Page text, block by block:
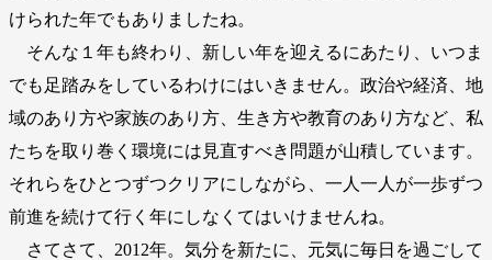
けられた年でもありましたね。
そんな１年も終わり、新しい年を迎えるにあたり、いつま
でも足踏みをしているわけにはいきません。政治や経済、地
域のあり方や家族のあり方、生き方や教育のあり方など、私
たちを取り巻く環境には見直すべき問題が山積しています。
それらをひとつずつクリアにしながら、一人一人が一歩ずつ
前進を続けて行く年にしなくてはいけませんね。
さてさて、2012年。気分を新たに、元気に毎日を過ごして